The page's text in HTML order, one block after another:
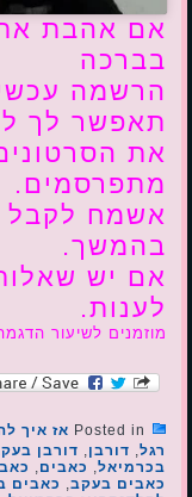
אם אהבת את
בברכה
הרשמה
תאפשר לך
את
מתפרסמים.
אשמח לקבל
בהמשך.
אם יש
לענות.
מוזמנים לשיעור
Posted in אז איך
רגל, דורבן, דורבן
בכרמיאל, כאבים,
כאבים בעקב, כאבים